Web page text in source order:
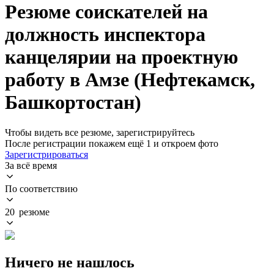
Резюме соискателей на
должность инспектора
канцелярии на проектную
работу в Амзе (Нефтекамск,
Башкортостан)
Чтобы видеть все резюме, зарегистрируйтесь
После регистрации покажем ещё 1 и откроем фото
Зарегистрироваться
За всё время
По соответствию
20 резюме
Ничего не нашлось